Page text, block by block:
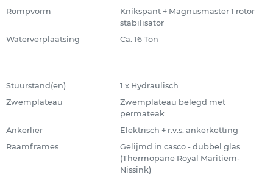
Rompvorm
Knikspant + Magnusmaster 1 rotor
stabilisator
Waterverplaatsing
Ca. 16 Ton
Stuurstand(en)
1 x Hydraulisch
Zwemplateau
Zwemplateau belegd met
permateak
Ankerlier
Elektrisch + r.v.s. ankerketting
Raamframes
Gelijmd in casco - dubbel glas
(Thermopane Royal Maritiem-
Nissink)